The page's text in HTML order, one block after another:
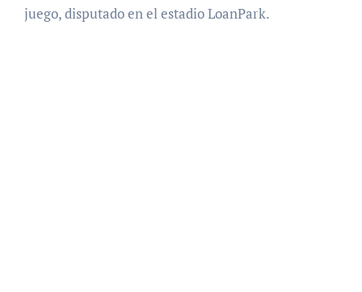
juego, disputado en el estadio LoanPark.